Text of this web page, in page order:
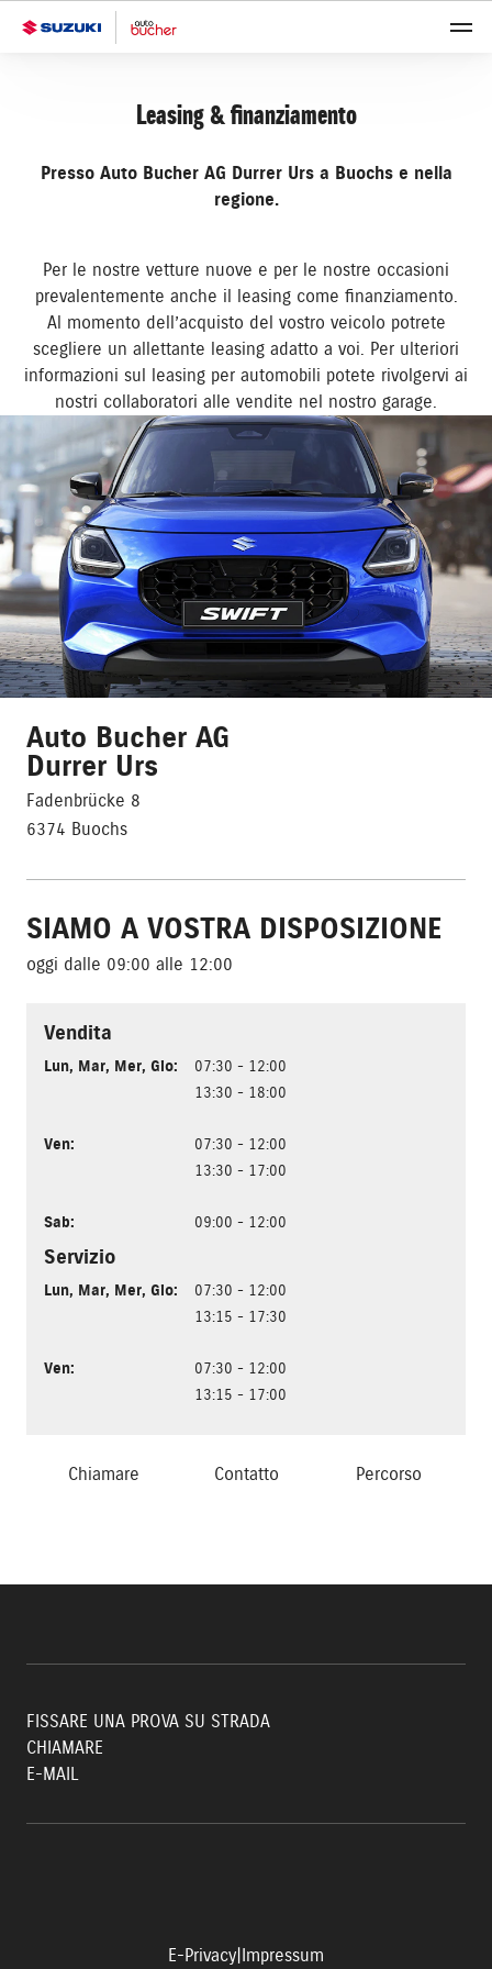
Leasing & finanziamento
Presso Auto Bucher AG Durrer Urs a Buochs e nella
regione.
Per le nostre vetture nuove e per le nostre occasioni
prevalentemente anche il leasing come finanziamento.
Al momento dell’acquisto del vostro veicolo potrete
scegliere un allettante leasing adatto a voi. Per ulteriori
informazioni sul leasing per automobili potete rivolgervi ai
nostri collaboratori alle vendite nel nostro garage.
Auto Bucher AG
Durrer Urs
Fadenbrücke 8
6374 Buochs
SIAMO A VOSTRA DISPOSIZIONE
oggi dalle 09:00 alle 12:00
Vendita
Lun, Mar, Mer, Gio:
07:30 - 12:00
13:30 - 18:00
Ven:
07:30 - 12:00
13:30 - 17:00
Sab: 09:00 - 12:00
Servizio
Lun, Mar, Mer, Gio:
07:30 - 12:00
13:15 - 17:30
Ven:
07:30 - 12:00
13:15 - 17:00
Chiamare Contatto Percorso
FISSARE UNA PROVA SU STRADA
CHIAMARE
E-MAIL
E-Privacy Impressum